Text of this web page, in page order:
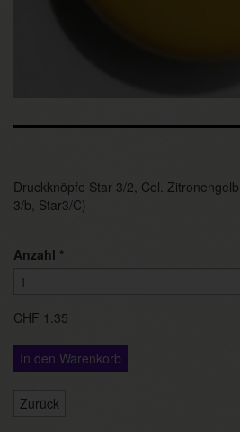
Druckknöpfe Star 3/2, Col.
3/b, Star3/C)
Anzahl *
CHF 1.35
In den Warenkorb
Zurück